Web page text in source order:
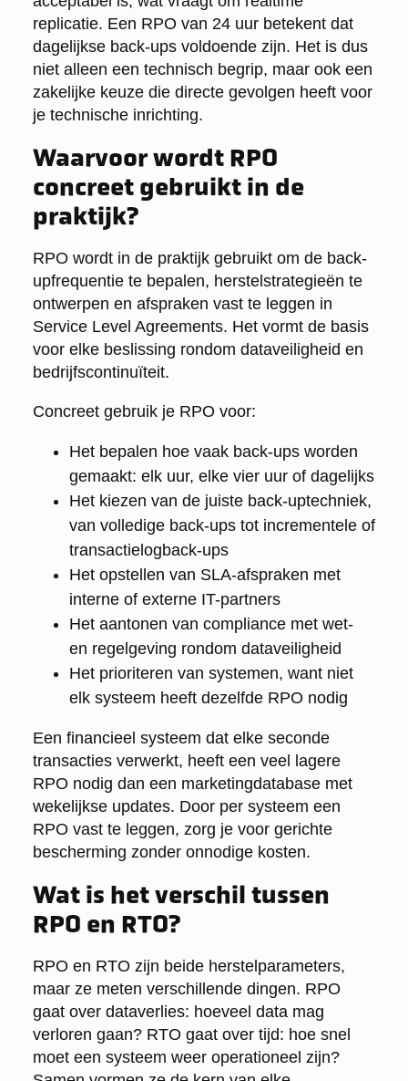
replicatie. Een RPO van 24 uur betekent dat
dagelijkse back-ups voldoende zijn. Het is dus
niet alleen een technisch begrip, maar ook een
zakelijke keuze die directe gevolgen heeft voor
je technische inrichting.
Waarvoor wordt RPO
concreet gebruikt in de
praktijk?
RPO wordt in de praktijk gebruikt om de back-
upfrequentie te bepalen, herstelstrategieën te
ontwerpen en afspraken vast te leggen in
Service Level Agreements. Het vormt de basis
voor elke beslissing rondom dataveiligheid en
bedrijfscontinuïteit.
Concreet gebruik je RPO voor:
Het bepalen hoe vaak back-ups worden
gemaakt: elk uur, elke vier uur of dagelijks
Het kiezen van de juiste back-uptechniek,
van volledige back-ups tot incrementele of
transactielogback-ups
Het opstellen van SLA-afspraken met
interne of externe IT-partners
Het aantonen van compliance met wet-
en regelgeving rondom dataveiligheid
Het prioriteren van systemen, want niet
elk systeem heeft dezelfde RPO nodig
Een financieel systeem dat elke seconde
transacties verwerkt, heeft een veel lagere
RPO nodig dan een marketingdatabase met
wekelijkse updates. Door per systeem een
RPO vast te leggen, zorg je voor gerichte
bescherming zonder onnodige kosten.
Wat is het verschil tussen
RPO en RTO?
RPO en RTO zijn beide herstelparameters,
maar ze meten verschillende dingen. RPO
gaat over dataverlies: hoeveel data mag
verloren gaan? RTO gaat over tijd: hoe snel
moet een systeem weer operationeel zijn?